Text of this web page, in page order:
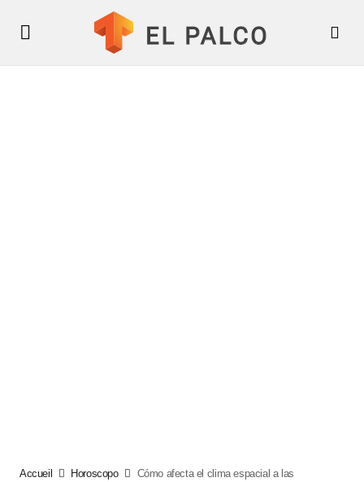
Accueil Horoscopo
Cómo afecta el clima espacial a las